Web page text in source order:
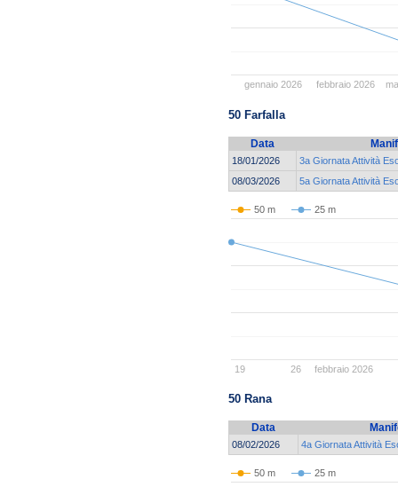
gennaio 2026 febbraio 2026
50 Farfalla
Data
18/01/2026
3a Giornata Attività
08/03/2026
5a Giornata Attività
50 m 25 m
febbraio 2026
19 26
50 Rana
Data
08/02/2026 4a Giornata Attività
50 m 25 m